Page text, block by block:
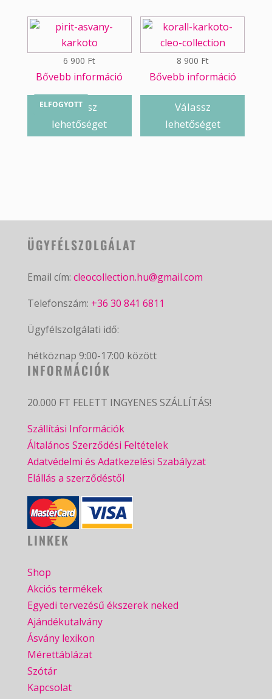
ELFOGYOTT
6 900 Ft
Bővebb információ
Válassz
lehetőséget
8 900 Ft
Bővebb információ
Válassz
lehetőséget
ÜGYFÉLSZOLGÁLAT
Email cím: cleocollection.hu@gmail.com
Telefonszám: +36 30 841 6811
Ügyfélszolgálati idő:
hétköznap 9:00-17:00 között
INFORMÁCIÓK
20.000 FT FELETT INGYENES SZÁLLÍTÁS!
Szállítási Információk
Általános Szerződési Feltételek
Adatvédelmi és Adatkezelési Szabályzat
Elállás a szerződéstől
LINKEK
Shop
Akciós termékek
Egyedi tervezésű ékszerek neked
Ajándékutalvány
Ásvány lexikon
Mérettáblázat
Szótár
Kapcsolat